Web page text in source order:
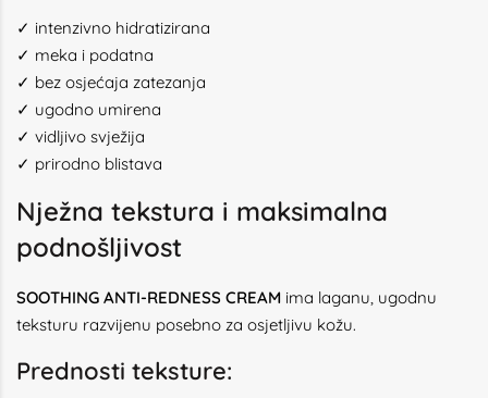
✓ intenzivno hidratizirana
✓ meka i podatna
✓ bez osjećaja zatezanja
✓ ugodno umirena
✓ vidljivo svježija
✓ prirodno blistava
Nježna tekstura i maksimalna
podnošljivost
SOOTHING ANTI-REDNESS CREAM ima laganu, ugodnu
teksturu razvijenu posebno za osjetljivu kožu.
Prednosti teksture: